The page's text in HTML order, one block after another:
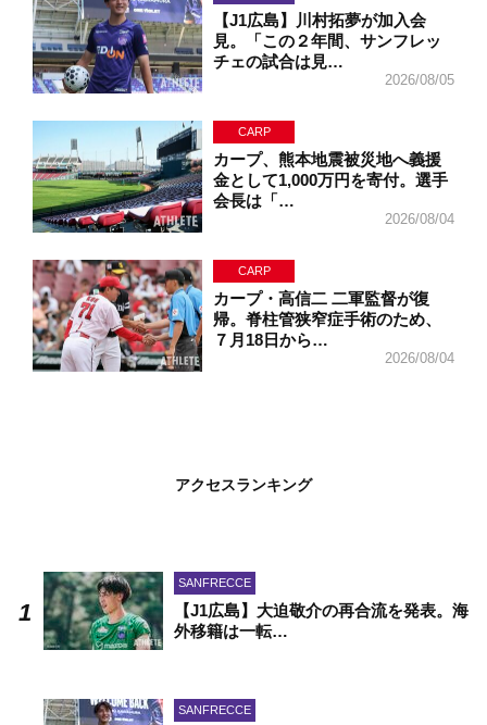
【J1広島】川村拓夢が加入会
見。「この２年間、サンフレッ
チェの試合は見…
2026/08/05
CARP
カープ、熊本地震被災地へ義援
金として1,000万円を寄付。選手
会長は「…
2026/08/04
CARP
カープ・高信二 二軍監督が復
帰。脊柱管狭窄症手術のため、
７月18日から…
2026/08/04
アクセスランキング
SANFRECCE
【J1広島】大迫敬介の再合流を発表。海
外移籍は一転…
SANFRECCE